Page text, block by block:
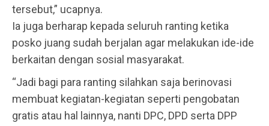
tersebut,” ucapnya.
Ia juga berharap kepada seluruh ranting ketika
posko juang sudah berjalan agar melakukan ide-ide
berkaitan dengan sosial masyarakat.
“Jadi bagi para ranting silahkan saja berinovasi
membuat kegiatan-kegiatan seperti pengobatan
gratis atau hal lainnya, nanti DPC, DPD serta DPP